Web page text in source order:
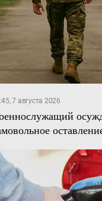
7 августа 2026